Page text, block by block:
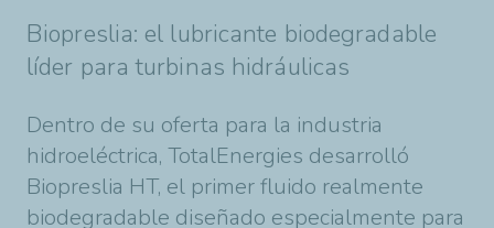
Biopreslia: el lubricante biodegradable
líder para turbinas hidráulicas
Dentro de su oferta para la industria
hidroeléctrica, TotalEnergies desarrolló
Biopreslia HT, el primer fluido realmente
biodegradable diseñado especialmente para